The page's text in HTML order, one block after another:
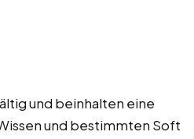
und beinhalten eine
und bestimmten Soft